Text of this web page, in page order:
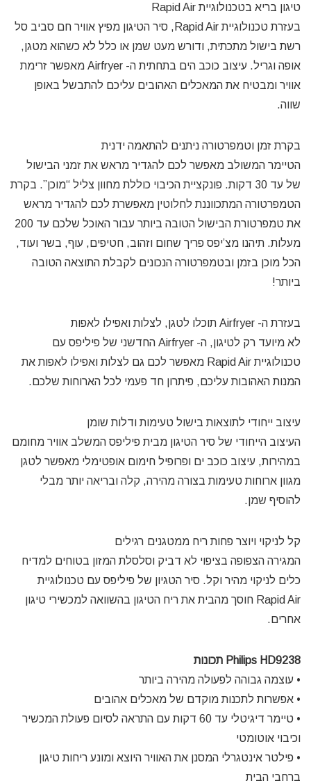
טיגון בריא בטכנולוגיית Rapid Air
בעזרת טכנולוגיית Rapid Air, סיר הטיגון מפיץ אוויר חם סביב סל
רשת בישול מתכתית, ודורש מעט שמן או כלל לא כשהוא מטגן,
אופה וגריל. עיצוב כוכב הים בתחתית ה- Airfryer מאפשר זרימת
אוויר ומבטיח את המאכלים האהובים עליכם להתבשל באופן
שווה.
בקרת זמן וטמפרטורה ניתנים להתאמה ידנית
הטיימר המשולב מאפשר לכם להגדיר מראש את זמני הבישול
של עד 30 דקות. פונקציית הכיבוי כוללת מחוון צליל “מוכן”. בקרת
הטמפרטורה המתכווננת לחלוטין מאפשרת לכם להגדיר מראש
את טמפרטורת הבישול הטובה ביותר עבור האוכל שלכם עד 200
מעלות. תיהנו מצ’יפס פריך שחום וזהוב, חטיפים, עוף, בשר ועוד,
הכל מוכן בזמן ובטמפרטורה הנכונים לקבלת התוצאה הטובה
ביותר!
בעזרת ה- Airfryer תוכלו לטגן, לצלות ואפילו לאפות
לא מיועד רק לטיגון, ה- Airfryer החדשני של פיליפס עם
טכנולוגיית Rapid Air מאפשר לכם גם לצלות ואפילו לאפות את
המנות האהובות עליכם, פיתרון חד פעמי לכל הארוחות שלכם.
עיצוב ייחודי לתוצאות בישול טעימות ודלות שומן
העיצוב הייחודי של סיר הטיגון מבית פיליפס המשלב אוויר מחומם
במהירות, עיצוב כוכב ים ופרופיל חימום אופטימלי מאפשר לטגן
מגוון ארוחות טעימות בצורה מהירה, קלה ובריאה יותר מבלי
להוסיף שמן.
קל לניקוי ויוצר פחות ריח ממטגנים רגילים
המגירה הצפופה בציפוי לא דביק וסלסלת המזון בטוחים למדיח
כלים לניקוי מהיר וקל. סיר הטגיון של פיליפס עם טכנולוגיית
Rapid Air חוסך מהבית את ריח הטיגון בהשוואה למכשירי טיגון
אחרים.
Philips HD9238 תכונות
• עוצמה גבוהה לפעולה מהירה ביותר
• אפשרות לתכנות מוקדם של מאכלים אהובים
• טיימר דיגיטלי עד 60 דקות עם התראה לסיום פעולת המכשיר
וכיבוי אוטומטי
• פילטר אינטגרלי המסנן את האוויר היוצא ומונע ריחות טיגון
ברחבי הבית